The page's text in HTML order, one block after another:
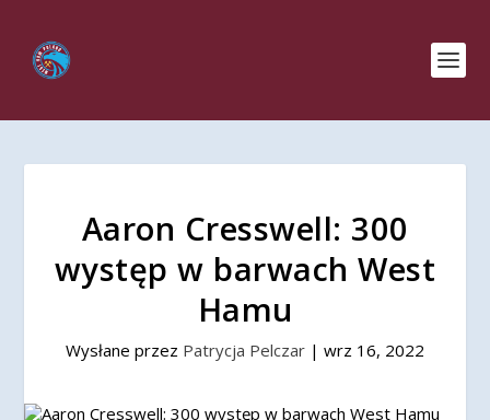
Aaron Cresswell: 300
występ w barwach West
Hamu
Wysłane przez Patrycja Pelczar | wrz 16, 2022